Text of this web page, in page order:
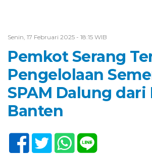
Senin, 17 Februari 2025 - 18:15 WIB
Pemkot Serang
Pengelolaan
SPAM Dalung dari
Banten